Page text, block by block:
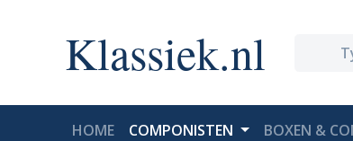
Klassiek.nl
HOME(CURRENT)
COMPONISTEN BOXEN &